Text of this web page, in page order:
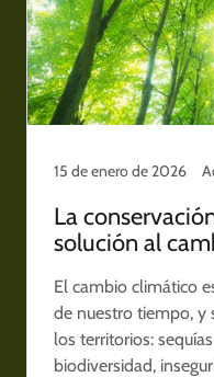
15 de enero de 2026
La
solución al
El cambio climático
de nuestro tiempo, y
los territorios:
biodiversidad,